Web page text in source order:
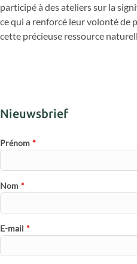
participé à des ateliers sur la
ce qui a renforcé leur volonté de
cette précieuse ressource
Nieuwsbrief
Prénom *
Nom *
E-mail *